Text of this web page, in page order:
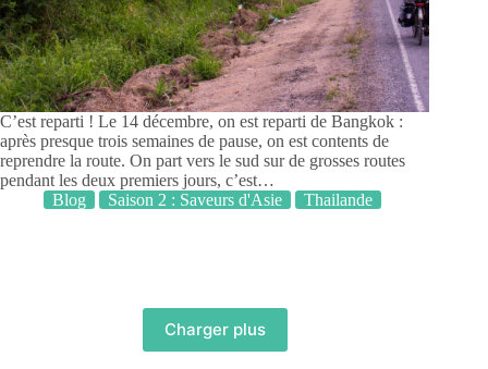
C’est reparti ! Le 14 décembre, on est reparti de Bangkok :
après presque trois semaines de pause, on est contents de
reprendre la route. On part vers le sud sur de grosses routes
pendant les deux premiers jours, c’est…
Blog
Saison 2 : Saveurs d'Asie Thailande
Charger plus